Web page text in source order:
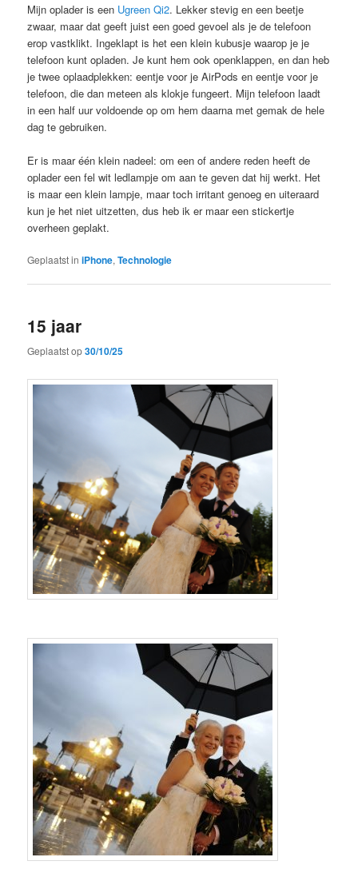
Mijn oplader is een Ugreen Qi2. Lekker stevig en een beetje
zwaar, maar dat geeft juist een goed gevoel als je de telefoon
erop vastklikt. Ingeklapt is het een klein kubusje waarop je je
telefoon kunt opladen. Je kunt hem ook openklappen, en dan heb
je twee oplaadplekken: eentje voor je AirPods en eentje voor je
telefoon, die dan meteen als klokje fungeert. Mijn telefoon laadt
in een half uur voldoende op om hem daarna met gemak de hele
dag te gebruiken.
Er is maar één klein nadeel: om een of andere reden heeft de
oplader een fel wit ledlampje om aan te geven dat hij werkt. Het
is maar een klein lampje, maar toch irritant genoeg en uiteraard
kun je het niet uitzetten, dus heb ik er maar een stickertje
overheen geplakt.
Geplaatst in iPhone,Technologie
15 jaar
Geplaatst op30/10/25